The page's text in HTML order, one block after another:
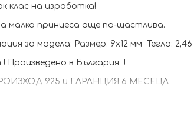
клас на изработка!
малка принцеса още по-щастлива.
за модела: Размер: 9х12 мм Тегло: 2,46
Произведено в България !
925 и ГАРАНЦИЯ 6 МЕСЕЦА